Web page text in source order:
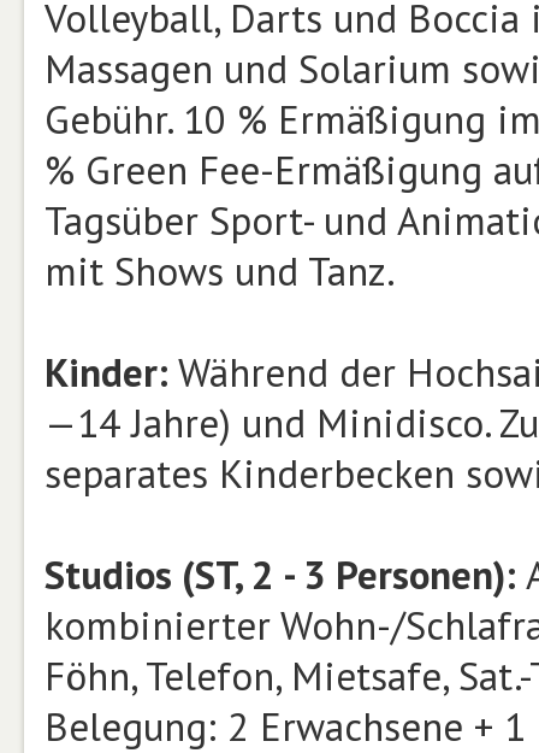
Volleyball, Darts und Boccia
Massagen und Solarium
Gebühr. 10 % Ermäßigung
% Green Fee-Ermäßigung
Tagsüber Sport- und
mit Shows und Tanz.
Kinder: Während der
—14 Jahre) und Minidisco.
separates Kinderbecken
Studios (ST, 2 - 3 Personen):
kombinierter Wohn-/
Föhn, Telefon, Mietsafe,
Belegung: 2 Erwachsene +